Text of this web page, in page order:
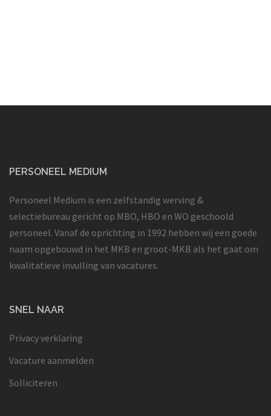
PERSONEEL MEDIUM
Personeel Medium is een zelfstandig werving &
selectiebureau gericht op MBO, HBO en WO geschoold
personeel. Vanaf de oprichting in 1992 hebben wij een goede
naam opgebouwd in het MKB en groot-MKB als het gaat om
kwalitatieve invulling van vacatures.
SNEL NAAR
Privacy verklaring
Vacature aanmelden
Solliciteren